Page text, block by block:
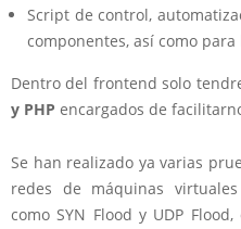
Script de control,
componentes, así como
Dentro del frontend solo
y PHP encargados de
Se han realizado ya varias
redes de máquinas
como SYN Flood y UDP